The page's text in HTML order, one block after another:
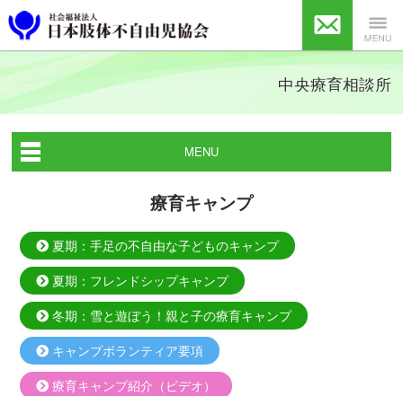
社会福祉法人 日本
肢体不自由児協会
Menu
お問い合
中央療育相談所
MENU
療育キャンプ
夏期：手足の不自由な子どものキャンプ
夏期：フレンドシップキャンプ
冬期：雪と遊ぼう！親と子の療育キャンプ
キャンプボランティア要項
療育キャンプ紹介（ビデオ）